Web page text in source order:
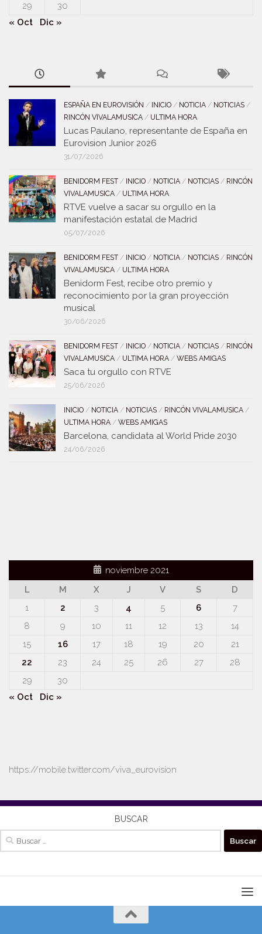
29
30
« Oct
Dic »
ESPAÑA EN EUROVISIÓN / INICIO / NOTICIA / NOTICIAS /
RINCÓN VIVALAMUSICA / ULTIMA HORA
Lucas Paulano, representante de España en
Eurovision Junior 2026
31/07/2026
BENIDORM FEST / INICIO / NOTICIA / NOTICIAS / RINCÓN
VIVALAMUSICA / ULTIMA HORA
RTVE vuelve a sacar su orgullo en la
manifestación estatal de Madrid
05/07/2026
BENIDORM FEST / INICIO / NOTICIA / NOTICIAS / RINCÓN
VIVALAMUSICA / ULTIMA HORA
Benidorm Fest, recibe otro premio y
reconocimiento por la gran proyección
musical
30/06/2026
BENIDORM FEST / INICIO / NOTICIA / NOTICIAS / RINCÓN
VIVALAMUSICA / ULTIMA HORA / WEBS AMIGAS
Saca tu orgullo con RTVE
25/06/2026
INICIO / NOTICIA / NOTICIAS / RINCÓN VIVALAMUSICA /
ULTIMA HORA / WEBS AMIGAS
Barcelona, candidata al World Pride 2030
24/06/2026
noviembre 2021
L
M X J V S
D
1
2 3 4 5 6
7
8
9 10 11 12 13
14
15
16 17 18 19 20
21
22
23 24 25 26 27
28
29
30
« Oct
Dic »
https://mobile.twitter.com/viva_eurovision
BUSCAR